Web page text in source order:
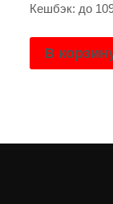
Кешбэк: до
В